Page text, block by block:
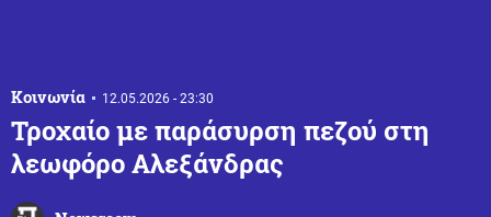
Κοινωνία 12.05.2026 - 23:30
Τροχαίο με παράσυρση πεζού στη
λεωφόρο Αλεξάνδρας